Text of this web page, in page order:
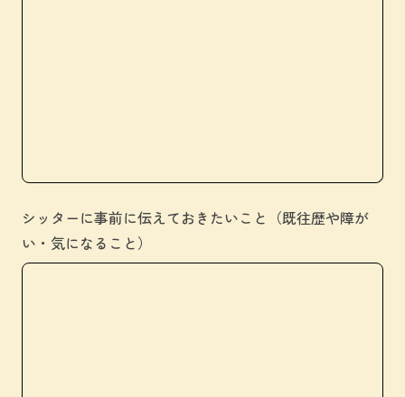
シッターに事前に伝えておきたいこと（既往歴や障が
い・気になること）